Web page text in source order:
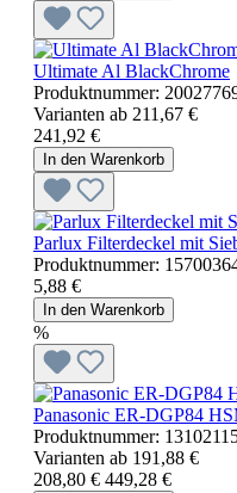
Ultimate Al BlackChrome
Produktnummer:
Varianten ab 211,67 €
241,92 €
In den Warenkorb
Parlux Filterdeckel mit
Produktnummer:
5,88 €
In den Warenkorb
%
Panasonic ER-DGP84
Produktnummer:
Varianten ab 191,88 €
208,80 € 449,28 €